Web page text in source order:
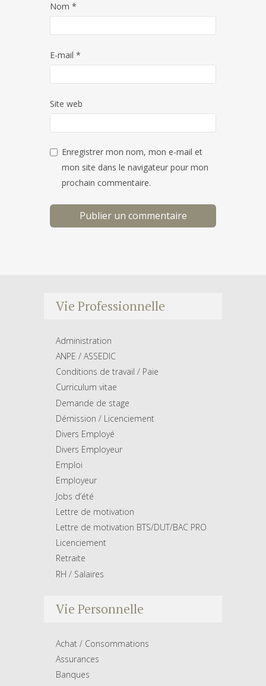
Nom *
E-mail *
Site web
Enregistrer mon nom, mon e-mail et
mon site dans le navigateur pour mon
prochain commentaire.
Vie Professionnelle
Administration
ANPE / ASSEDIC
Conditions de travail / Paie
Curriculum vitae
Demande de stage
Démission / Licenciement
Divers Employé
Divers Employeur
Emploi
Employeur
Jobs d’été
Lettre de motivation
Lettre de motivation BTS/DUT/BAC PRO
Licenciement
Retraite
RH / Salaires
Vie Personnelle
Achat / Consommations
Assurances
Banques